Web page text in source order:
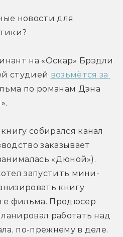
новости для
на «Оскар» Брэдли
студией возьмётся за
по романам Дэна
собирался канал
заказывает
«Дюной»).
запустить мини-
книгу
фильма. Продюсер
работать над
по-прежнему в деле.